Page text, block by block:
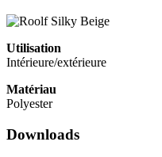
Utilisation
Intérieure/extérieure
Matériau
Polyester
Downloads